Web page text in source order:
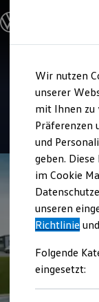
Hauptinhalt
springen
Footer
springen
Modelle &
Modelle
Auf- und
Groß-
Service
Auto-
Wir nutzen
unserer
mit Ihnen zu
Präferenzen
und
geben.
im Cookie
unseren
Richtlinie
Folgende
eingesetzt: